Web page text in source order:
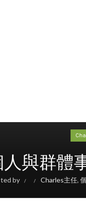
與群體
by Charles主任,